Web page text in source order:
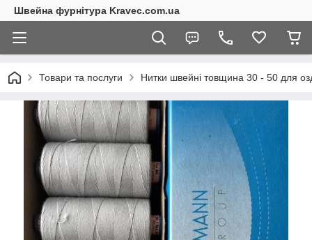
Швейна фурнітура Kravec.com.ua
Товари та послуги Нитки швейні товщина 30 - 50 для